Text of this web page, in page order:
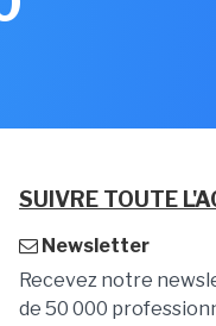
SUIVRE TOUTE
Newsletter
Recevez notre
de 50 000